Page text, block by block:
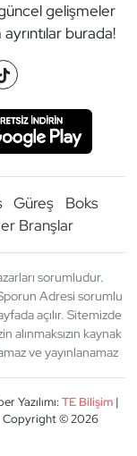
gelişmeler
burada!
Güreş
Boks
Branşlar
sorumludur.
Adresi sorumlu
açılır. Sitemizde
alınmaksızın kaynak
ve yayınlanamaz
Yazılımı:TE Bilişim|
Copyright © 2026